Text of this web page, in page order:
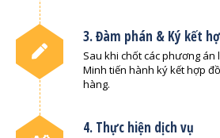
3. Đàm phán & Ký kết
Sau khi chốt các phương án
Minh tiến hành ký kết hợp
hàng.
4. Thực hiện dịch vụ